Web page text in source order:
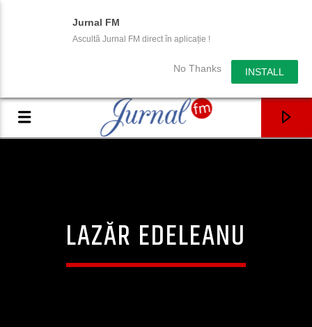
Jurnal FM
Ascultă Jurnal FM direct în aplicație !
No Thanks INSTALL
LAZĂR EDELEANU